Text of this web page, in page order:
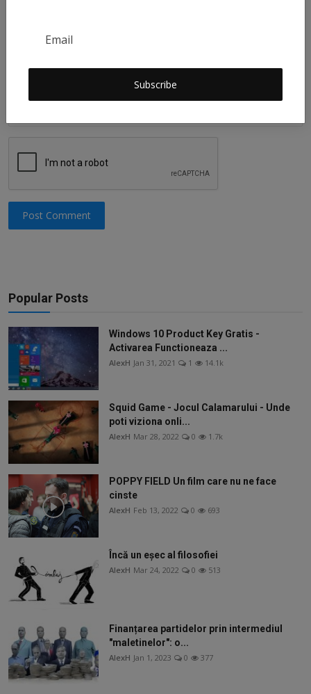
Subscribe
Comment
Post Comment
Popular Posts
Windows 10 Product Key Gratis -
Activarea Functioneaza ...
AlexH Jan 31, 2021 1 14.1k
Squid Game - Jocul Calamarului - Unde
poti viziona onli...
AlexH Mar 28, 2022 0 1.7k
POPPY FIELD Un film care nu ne face
cinste
AlexH Feb 13, 2022 0 693
Încă un eșec al filosofiei
AlexH Mar 24, 2022 0 513
Finanțarea partidelor prin intermediul
"maletinelor": o...
AlexH Jan 1, 2023 0 377